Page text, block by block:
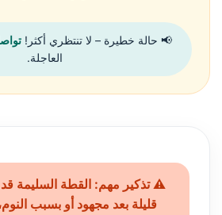
📢 حالة خطيرة – لا تنتظري أكثر!
العاجلة.
⚠️ تذكير مهم: القطة السليمة
قليلة بعد مجهود أو بسبب